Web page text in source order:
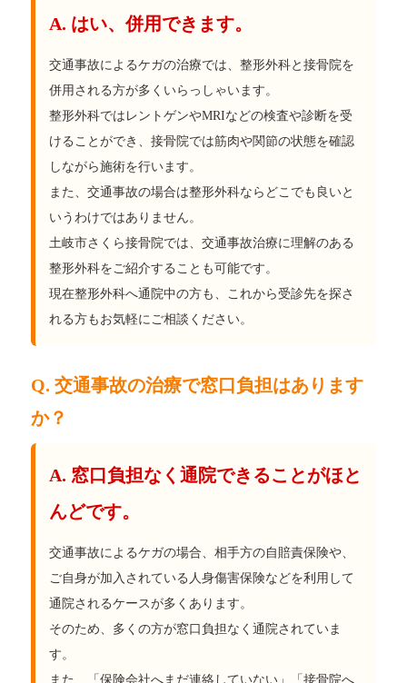
A. はい、併用できます。
交通事故によるケガの治療では、整形外科と接骨院を
併用される方が多くいらっしゃいます。
整形外科ではレントゲンやMRIなどの検査や診断を受
けることができ、接骨院では筋肉や関節の状態を確認
しながら施術を行います。
また、交通事故の場合は整形外科ならどこでも良いと
いうわけではありません。
土岐市さくら接骨院では、交通事故治療に理解のある
整形外科をご紹介することも可能です。
現在整形外科へ通院中の方も、これから受診先を探さ
れる方もお気軽にご相談ください。
Q. 交通事故の治療で窓口負担はあります
か？
A. 窓口負担なく通院できることがほと
んどです。
交通事故によるケガの場合、相手方の自賠責保険や、
ご自身が加入されている人身傷害保険などを利用して
通院されるケースが多くあります。
そのため、多くの方が窓口負担なく通院されていま
す。
また、「保険会社へまだ連絡していない」「接骨院へ